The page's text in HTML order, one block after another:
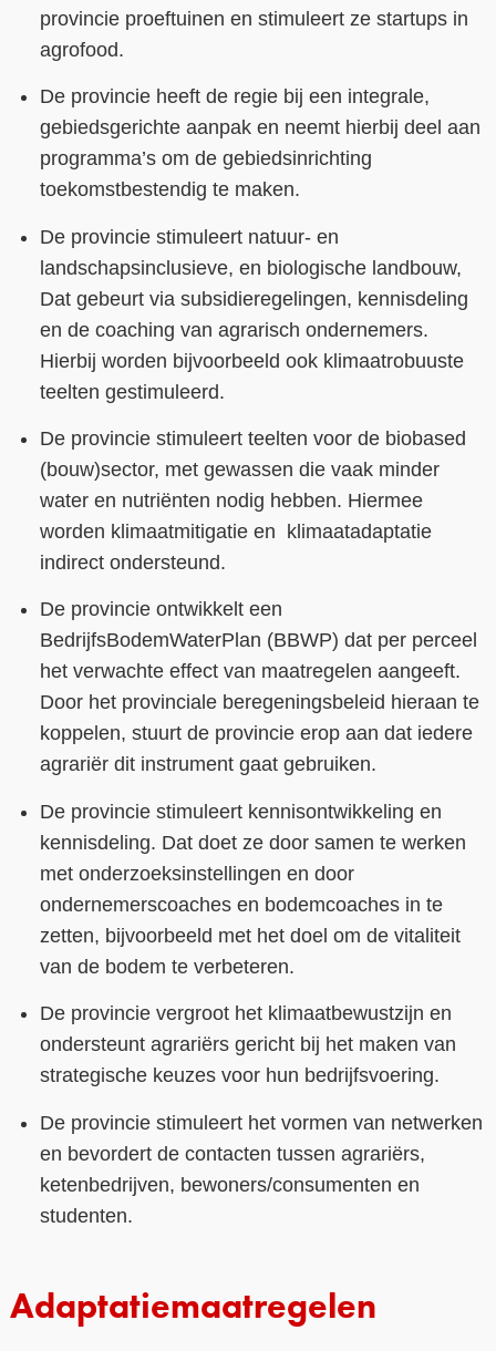
provincie proeftuinen en stimuleert ze startups in
agrofood.
De provincie heeft de regie bij een integrale,
gebiedsgerichte aanpak en neemt hierbij deel aan
programma’s om de gebiedsinrichting
toekomstbestendig te maken.
De provincie stimuleert natuur- en
landschapsinclusieve, en biologische landbouw,
Dat gebeurt via subsidieregelingen, kennisdeling
en de coaching van agrarisch ondernemers.
Hierbij worden bijvoorbeeld ook klimaatrobuuste
teelten gestimuleerd.
De provincie stimuleert teelten voor de biobased
(bouw)sector, met gewassen die vaak minder
water en nutriënten nodig hebben. Hiermee
worden klimaatmitigatie en klimaatadaptatie
indirect ondersteund.
De provincie ontwikkelt een
BedrijfsBodemWaterPlan (BBWP) dat per perceel
het verwachte effect van maatregelen aangeeft.
Door het provinciale beregeningsbeleid hieraan te
koppelen, stuurt de provincie erop aan dat iedere
agrariër dit instrument gaat gebruiken.
De provincie stimuleert kennisontwikkeling en
kennisdeling. Dat doet ze door samen te werken
met onderzoeksinstellingen en door
ondernemerscoaches en bodemcoaches in te
zetten, bijvoorbeeld met het doel om de vitaliteit
van de bodem te verbeteren.
De provincie vergroot het klimaatbewustzijn en
ondersteunt agrariërs gericht bij het maken van
strategische keuzes voor hun bedrijfsvoering.
De provincie stimuleert het vormen van netwerken
en bevordert de contacten tussen agrariërs,
ketenbedrijven, bewoners/consumenten en
studenten.
Adaptatiemaatregelen